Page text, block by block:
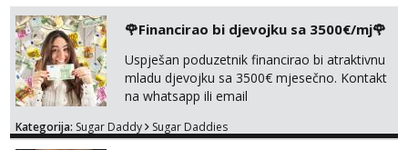
Liliana
Čekam tvoj poziv!
064/677-677
- Kod: #69
tel:0,93€ - mob:1,12€ min
Marta
Razgovaram :)
🌹Financirao bi djevojku sa 3500€/mj🌹
Uspješan poduzetnik financirao bi atraktivnu
mladu djevojku sa 3500€ mjesečno. Kontakt
na whatsapp ili email
Kategorija: Sugar Daddy Sugar Daddies